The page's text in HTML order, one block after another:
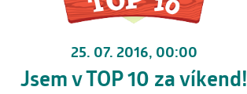
25. 07. 2016, 00:00
Jsem v TOP 10 za víkend!